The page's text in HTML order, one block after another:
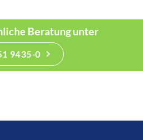
Beratung unter
9435-0